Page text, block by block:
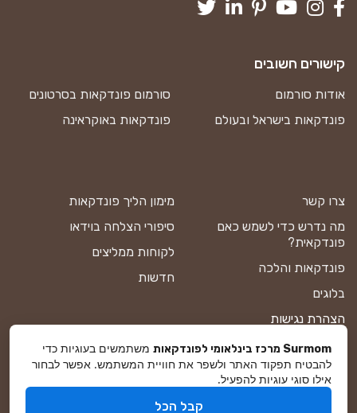
צרו קשר
מה נדרש כדי לשמש כאם
פונדקאית?
פונדקאות והלכה
בלוגים
הצהרת נגישות
תקנון אתר
מדיניות פרטיות
מפת אתר
מימון הליך פונדקאות
סיפורי הצלחה בוידאו
לקוחות ממליצים
חדשות
קישורים חשובים
אודות סורמום
סורמום פונדקאות בסרטונים
פונדקאות בישראל ובעולם
פונדקאות באוקראינה
Surmom מרכז בינלאומי לפונדקאות
משתמשים בעוגיות כדי
להבטיח תפקוד האתר ולשפר את חוויית המשתמש. אפשר לבחור
אילו סוגי עוגיות להפעיל.
קבל הכל